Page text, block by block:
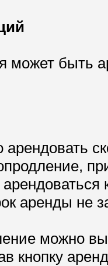
может быть
аренды не
можно
кнопку